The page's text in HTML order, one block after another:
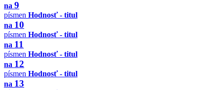
na 9
písmen Hodnosť - titul
na 10
písmen Hodnosť - titul
na 11
písmen Hodnosť - titul
na 12
písmen Hodnosť - titul
na 13